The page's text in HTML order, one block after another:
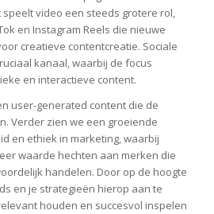
video een steeds grotere rol,
en Instagram Reels die nieuwe
creatieve contentcreatie. Sociale
kanaal, waarbij de focus
en interactieve content.
user-generated content die de
Verder zien we een groeiende
en ethiek in marketing, waarbij
waarde hechten aan merken die
handelen. Door op de hoogte
en je strategieën hierop aan te
houden en succesvol inspelen